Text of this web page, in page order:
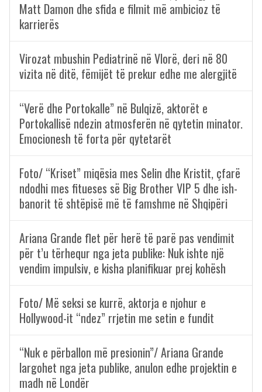
Matt Damon dhe sfida e filmit më ambicioz të
karrierës
Virozat mbushin Pediatrinë në Vlorë, deri në 80
vizita në ditë, fëmijët të prekur edhe me alergjitë
“Verë dhe Portokalle” në Bulqizë, aktorët e
Portokallisë ndezin atmosferën në qytetin minator.
Emocionesh të forta për qytetarët
Foto/ “Kriset” miqësia mes Selin dhe Kristit, çfarë
ndodhi mes fitueses së Big Brother VIP 5 dhe ish-
banorit të shtëpisë më të famshme në Shqipëri
Ariana Grande flet për herë të parë pas vendimit
për t’u tërhequr nga jeta publike: Nuk ishte një
vendim impulsiv, e kisha planifikuar prej kohësh
Foto/ Më seksi se kurrë, aktorja e njohur e
Hollywood-it “ndez” rrjetin me setin e fundit
“Nuk e përballon më presionin”/ Ariana Grande
largohet nga jeta publike, anulon edhe projektin e
madh në Londër